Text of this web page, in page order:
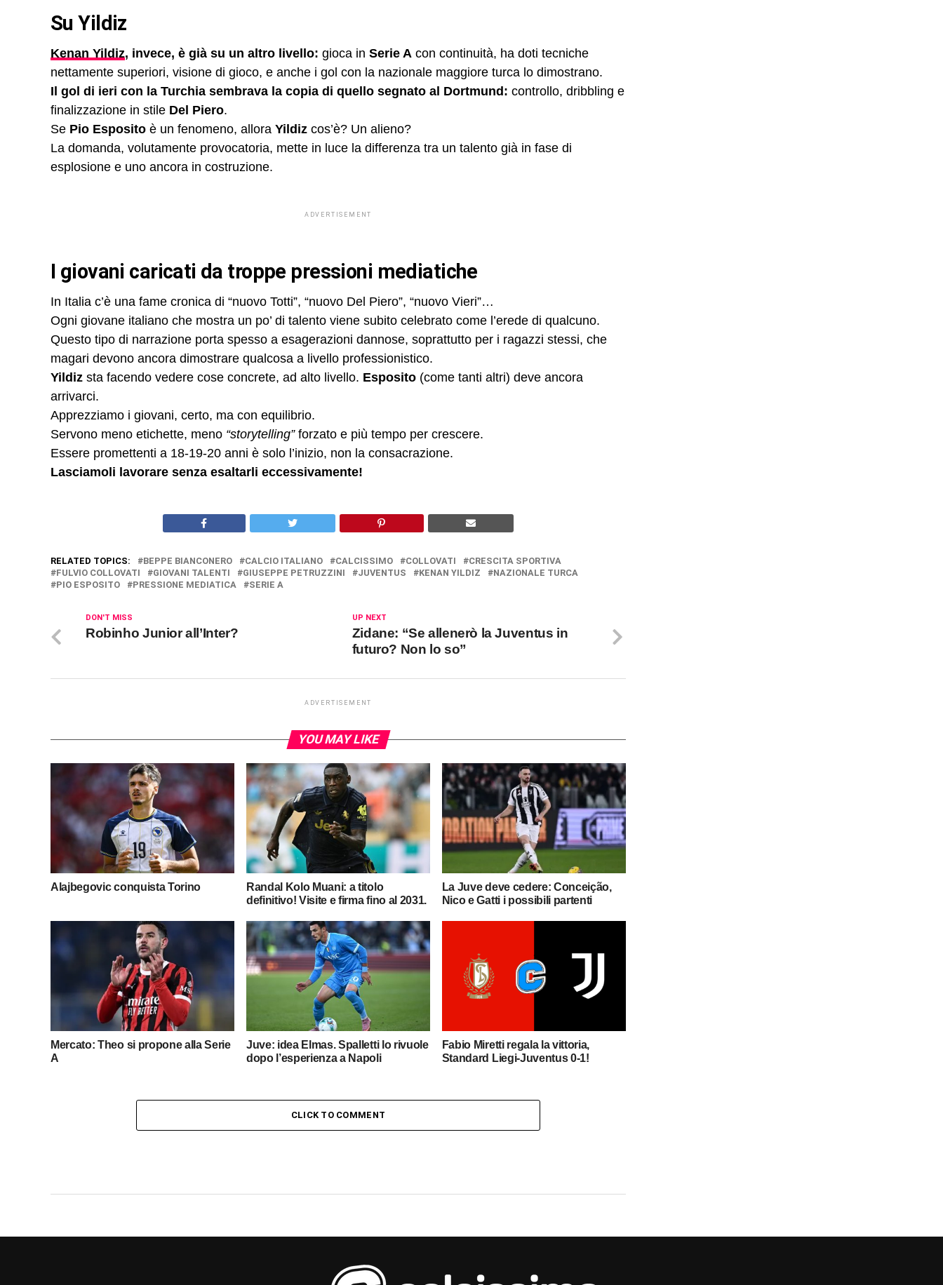
Su Yildiz
Kenan Yildiz, invece, è già su un altro livello: gioca in Serie A con continuità, ha doti tecniche
nettamente superiori, visione di gioco, e anche i gol con la nazionale maggiore turca lo dimostrano.
Il gol di ieri con la Turchia sembrava la copia di quello segnato al Dortmund: controllo, dribbling e
finalizzazione in stile Del Piero.
Se Pio Esposito è un fenomeno, allora Yildiz cos’è? Un alieno?
La domanda, volutamente provocatoria, mette in luce la differenza tra un talento già in fase di
esplosione e uno ancora in costruzione.
ADVERTISEMENT
I giovani caricati da troppe pressioni mediatiche
In Italia c’è una fame cronica di “nuovo Totti”, “nuovo Del Piero”, “nuovo Vieri”…
Ogni giovane italiano che mostra un po’ di talento viene subito celebrato come l’erede di qualcuno.
Questo tipo di narrazione porta spesso a esagerazioni dannose, soprattutto per i ragazzi stessi, che
magari devono ancora dimostrare qualcosa a livello professionistico.
Yildiz sta facendo vedere cose concrete, ad alto livello. Esposito (come tanti altri) deve ancora
arrivarci.
Apprezziamo i giovani, certo, ma con equilibrio.
Servono meno etichette, meno “storytelling”forzato e più tempo per crescere.
Essere promettenti a 18-19-20 anni è solo l’inizio, non la consacrazione.
Lasciamoli lavorare senza esaltarli eccessivamente!
RELATED TOPICS: BEPPE BIANCONERO CALCIO ITALIANO CALCISSIMO COLLOVATI
CRESCITA SPORTIVA
FULVIO COLLOVATI
GIOVANI TALENTI GIUSEPPE PETRUZZINI JUVENTUS KENAN YILDIZ
NAZIONALE TURCA
PIO ESPOSITO
PRESSIONE MEDIATICA SERIE A
UP NEXT
Zidane: “Se allenerò la Juventus in
futuro? Non lo so”
DON'T MISS
Robinho Junior all’Inter?
ADVERTISEMENT
YOU MAY LIKE
Alajbegovic conquista Torino
Randal Kolo Muani: a titolo
definitivo! Visite e firma fino al 2031.
La Juve deve cedere: Conceição,
Nico e Gatti i possibili partenti
Mercato: Theo si propone alla Serie
A
Juve: idea Elmas. Spalletti lo rivuole
dopo l’esperienza a Napoli
Fabio Miretti regala la vittoria,
Standard Liegi-Juventus 0-1!
CLICK TO COMMENT